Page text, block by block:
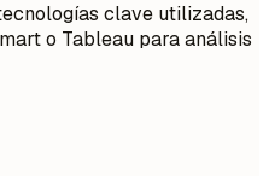
clave utilizadas,
o Tableau para análisis